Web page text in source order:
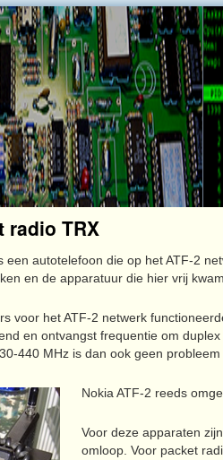
radio TRX
een autotelefoon die op het ATF-2
en de apparatuur die hier vrij
voor het ATF-2 netwerk
en ontvangst frequentie om
440 MHz is dan ook geen
Nokia ATF-2 reeds
Voor deze apparaten
omloop. Voor packet